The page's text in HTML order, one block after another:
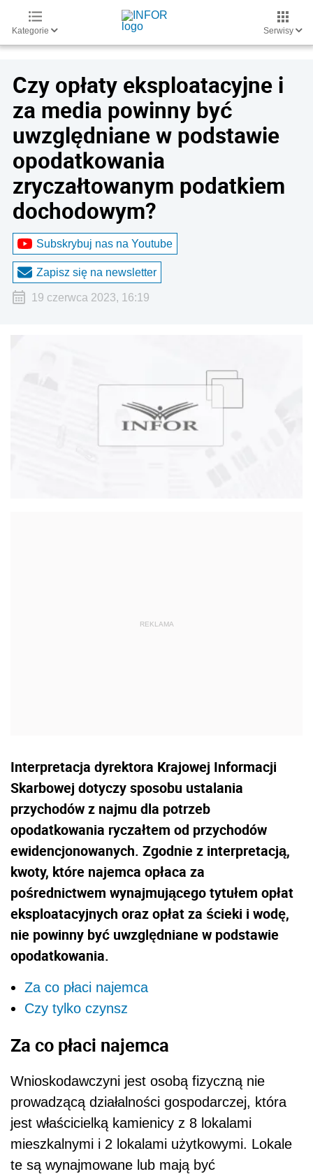
Kategorie Serwisy
Czy opłaty eksploatacyjne i
za media powinny być
uwzględniane w podstawie
opodatkowania
zryczałtowanym podatkiem
dochodowym?
Subskrybuj nas na Youtube
Zapisz się na newsletter
19 czerwca 2023, 16:19
Interpretacja dyrektora Krajowej Informacji
Skarbowej dotyczy sposobu ustalania
przychodów z najmu dla potrzeb
opodatkowania ryczałtem od przychodów
ewidencjonowanych. Zgodnie z interpretacją,
kwoty, które najemca opłaca za
pośrednictwem wynajmującego tytułem opłat
eksploatacyjnych oraz opłat za ścieki i wodę,
nie powinny być uwzględniane w podstawie
opodatkowania.
Za co płaci najemca
Czy tylko czynsz
Za co płaci najemca
Wnioskodawczyni jest osobą fizyczną nie
prowadzącą działalności gospodarczej, która
jest właścicielką kamienicy z 8 lokalami
mieszkalnymi i 2 lokalami użytkowymi. Lokale
te są wynajmowane lub mają być